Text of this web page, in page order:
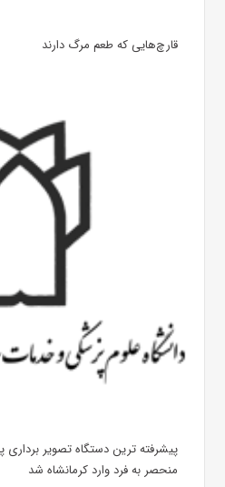
قارچ‌هایی که طعم مرگ دارند
پیشرفته ترین دستگاه تصویر
منحصر به فرد وارد کرمانشاه شد